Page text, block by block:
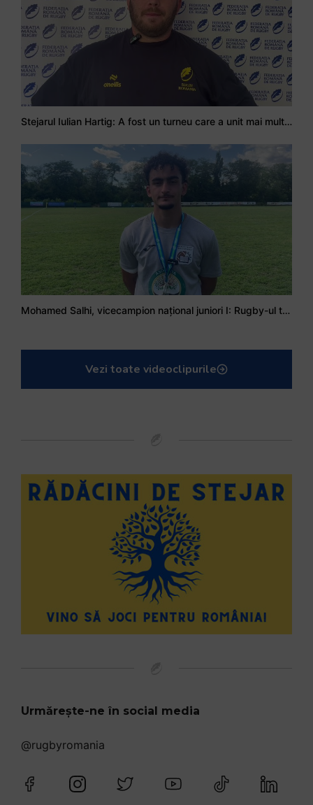
Stejarul Iulian Hartig: A fost un turneu care a unit mai mult echipa
Mohamed Salhi, vicecampion național juniori I: Rugby-ul te învață să accepți și înfrângerile
Vezi toate videoclipurile
Urmărește-ne în social media
@rugbyromania